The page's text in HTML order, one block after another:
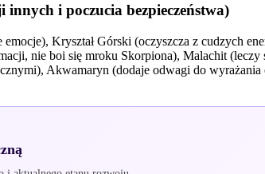
i poczucia bezpieczeństwa)
Kryształ Górski (oczyszcza z cudzych
nie boi się mroku Skorpiona), Malachit (leczy
Akwamaryn (dodaje odwagi do wyrażania